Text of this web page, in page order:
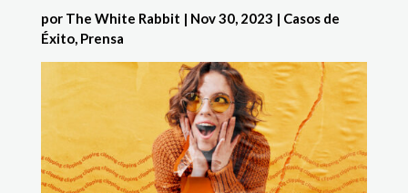
por The White Rabbit | Nov 30, 2023 | Casos de
Éxito, Prensa